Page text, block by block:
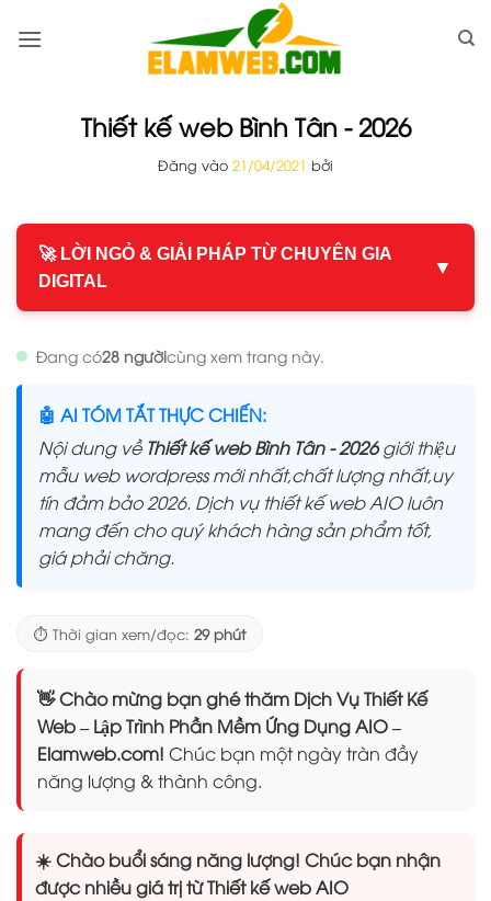
qua
Thiết kế web Bình Tân - 2026
Đăng vào 21/04/2021 bởi
🚀 LỜI NGỎ & GIẢI PHÁP TỪ CHUYÊN GIA
DIGITAL
▼
Đang có28 ngườicùng xem trang này.
🤖 AI TÓM TẮT THỰC CHIẾN:
Nội dung về Thiết kế web Bình Tân - 2026giới thiệu
mẫu web wordpress mới nhất,chất lượng nhất,uy
tín đảm bảo 2026. Dịch vụ thiết kế web AIO luôn
mang đến cho quý khách hàng sản phẩm tốt,
giá phải chăng.
⏱️ Thời gian xem/đọc: 29 phút
👋 Chào mừng bạn ghé thăm Dịch Vụ Thiết Kế
Web – Lập Trình Phần Mềm Ứng Dụng AIO –
Elamweb.com! Chúc bạn một ngày tràn đầy
năng lượng & thành công.
☀️ Chào buổi sáng năng lượng! Chúc bạn nhận
được nhiều giá trị từ Thiết kế web AIO